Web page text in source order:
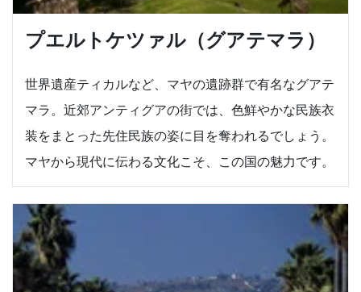
プエルトケツァル（グアテマラ）
世界遺産ティカルなど、マヤの遺跡群で有名なグアテ
マラ。近郊アンティグアの街では、色鮮やかな民族衣
装をまとった先住民族の姿に目を奪われるでしょう。
マヤから現代に伝わる文化こそ、この国の魅力です。